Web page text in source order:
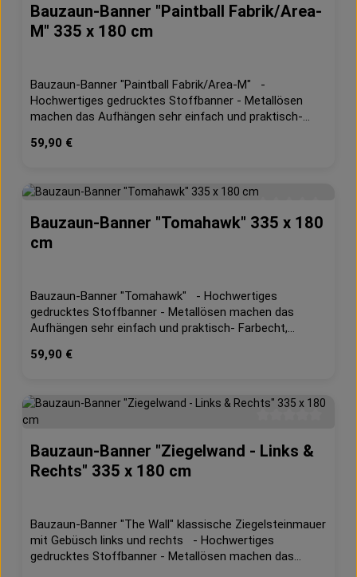
Durchschnittliche
Bauzaun-Banner "Paintball Fabrik/Area-
M" 335 x 180 cm
Bauzaun-Banner "Paintball Fabrik/Area-M" -
Hochwertiges gedrucktes Stoffbanner - Metallösen
machen das Aufhängen sehr einfach und praktisch-
130g/m² Dekostoff Maße: ca. 335 x 180 cm
Regulärer Preis:
59,90 €
Durchschnittliche
Bauzaun-Banner "Tomahawk" 335 x 180
cm
Bauzaun-Banner "Tomahawk" - Hochwertiges
gedrucktes Stoffbanner - Metallösen machen das
Aufhängen sehr einfach und praktisch- Farbecht,
Dekostoff Maße: ca. 340 x 175 cm
Regulärer Preis:
59,90 €
Bauzaun-Banner "Ziegelwand - Links &
Rechts" 335 x 180 cm
Bauzaun-Banner "The Wall" klassische Ziegelsteinmauer
mit Gebüsch links und rechts - Hochwertiges
gedrucktes Stoffbanner - Metallösen machen das